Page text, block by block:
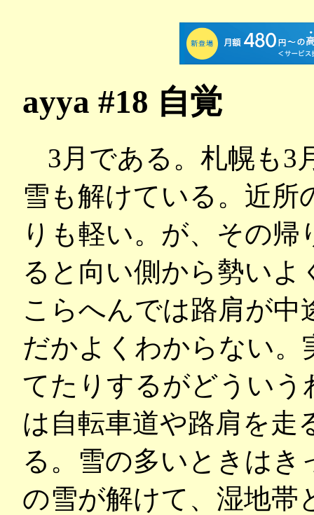
ayya #18 自覚
3月である。札幌も3
雪も解けている。近所
りも軽い。が、その
ると向い側から勢い
こらへんでは路肩が中
だかよくわからない。
てたりするがどうい
は自転車道や路肩を走
る。雪の多いときは
の雪が解けて、湿地帯